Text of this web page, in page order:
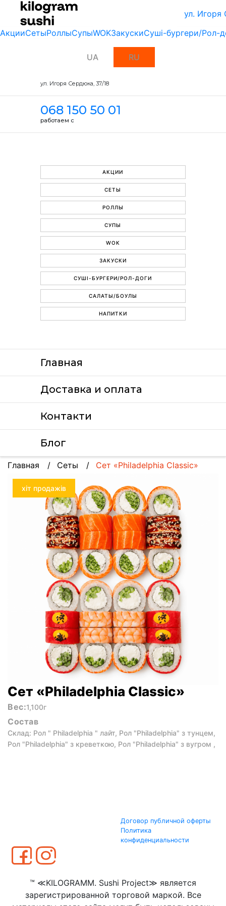
ул. Игоря
АкцииСетыРоллыСупыWOKЗакускиСуші-бургери/Рол-
UA RU
ул. Игоря Сердюка, 37/18
068 150 50 01
работаем с
АКЦИИ
СЕТЫ
РОЛЛЫ
СУПЫ
WOK
ЗАКУСКИ
СУШІ-БУРГЕРИ/РОЛ-ДОГИ
САЛАТЫ/БОУЛЫ
НАПИТКИ
Главная
Доставка и оплата
Контакти
Блог
Главная Сеты Сет «Philadelphia Classic»
хіт продажів
Сет «Philadelphia Classic»
Вес:1,100г
Состав
Склад: Рол " Philadelphia " лайт, Рол "Philadelphia" з тунцем,
Рол "Philadelphia" з креветкою, Рол "Philadelphia" з вугром ,
Договор публичной оферты
Политика
конфиденциальности
™ ≪KILOGRAMM. Sushi Project≫ является
зарегистрированной торговой маркой. Все